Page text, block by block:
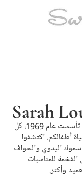
Sarah
تصمم ماركة سارة لويز Sarah Louise، التي تأسست عام 1969، كل
أطفالكم. اكتشفوا
سموك اليدوي والحواف
للمناسبات
وأكثر.